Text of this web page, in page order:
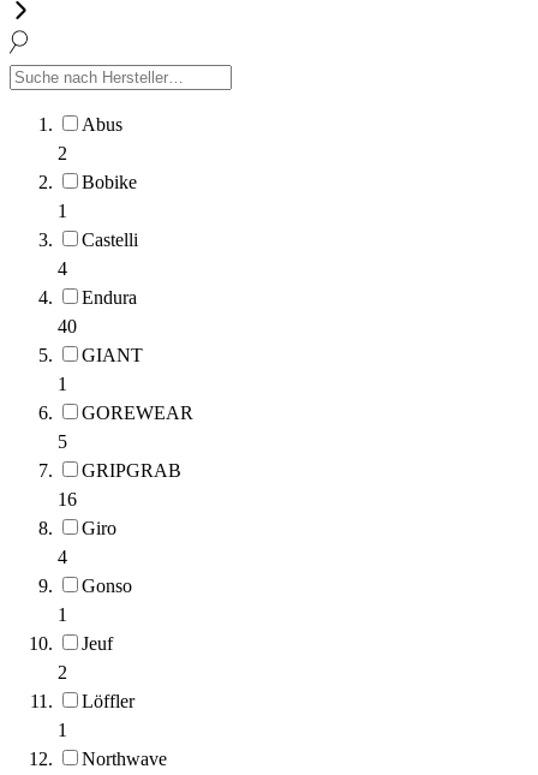
Abus
2
Bobike
1
Castelli
4
Endura
40
GIANT
1
GOREWEAR
5
GRIPGRAB
16
Giro
4
Gonso
1
Jeuf
2
Löffler
1
Northwave